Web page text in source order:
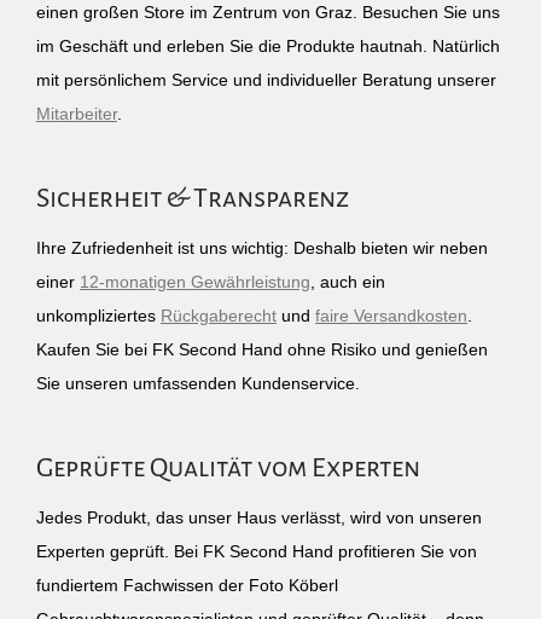
einen großen Store im Zentrum von Graz. Besuchen Sie uns
im Geschäft und erleben Sie die Produkte hautnah. Natürlich
mit persönlichem Service und individueller Beratung unserer
Mitarbeiter.
Sicherheit & Transparenz
Ihre Zufriedenheit ist uns wichtig: Deshalb bieten wir neben
einer 12-monatigen Gewährleistung , auch ein
unkompliziertes Rückgaberecht und faire Versandkosten
Kaufen Sie bei FK Second Hand ohne Risiko und genießen
Sie unseren umfassenden Kundenservice.
Geprüfte Qualität vom Experten
Jedes Produkt, das unser Haus verlässt, wird von unseren
Experten geprüft. Bei FK Second Hand profitieren Sie von
fundiertem Fachwissen der Foto Köberl